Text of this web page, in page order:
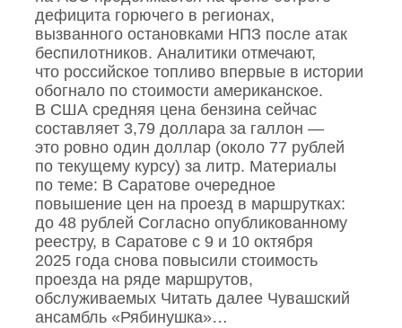
дефицита горючего в регионах,
вызванного остановками НПЗ после атак
беспилотников. Аналитики отмечают,
что российское топливо впервые в истории
обогнало по стоимости американское.
В США средняя цена бензина сейчас
составляет 3,79 доллара за галлон —
это ровно один доллар (около 77 рублей
по текущему курсу) за литр. Материалы
по теме: В Саратове очередное
повышение цен на проезд в маршрутках:
до 48 рублей Согласно опубликованному
реестру, в Саратове с 9 и 10 октября
2025 года снова повысили стоимость
проезда на ряде маршрутов,
обслуживаемых Читать далее Чувашский
ансамбль «Рябинушка»…